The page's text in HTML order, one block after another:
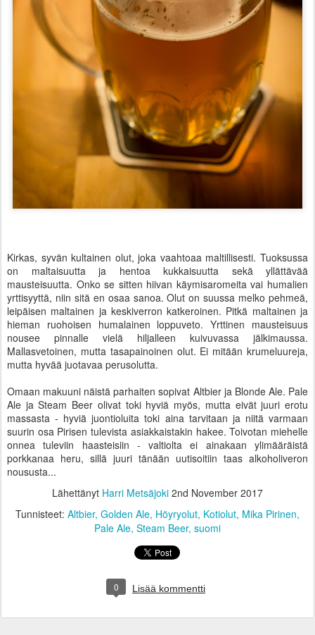
Kirkas, syvän kultainen olut, joka vaahtoaa maltillisesti. Tuoksussa
on maltaisuutta ja hentoa kukkaisuutta sekä yllättävää
mausteisuutta. Onko se sitten hiivan käymisaromeita vai humalien
yrttisyyttä, niin sitä en osaa sanoa. Olut on suussa melko pehmeä,
leipäisen maltainen ja keskiverron katkeroinen. Pitkä maltainen ja
hieman ruohoisen humalainen loppuveto. Yrttinen mausteisuus
nousee pinnalle vielä hiljalleen kuivuvassa jälkimaussa.
Mallasvetoinen, mutta tasapainoinen olut. Ei mitään krumeluureja,
mutta hyvää juotavaa perusolutta.
Omaan makuuni näistä parhaiten sopivat Altbier ja Blonde Ale. Pale
Ale ja Steam Beer olivat toki hyviä myös, mutta eivät juuri erotu
massasta - hyviä juontioluita toki aina tarvitaan ja niitä varmaan
suurin osa Pirisen tulevista asiakkaistakin hakee. Toivotan miehelle
onnea tuleviin haasteisiin - valtiolta ei ainakaan ylimääräistä
porkkanaa heru, sillä juuri tänään uutisoitiin taas alkoholiveron
noususta...
Lähettänyt Harri Metsäjoki 2nd November 2017
Tunnisteet: Altbier Golden Ale Höyryolut Kotiolut Mika Pirinen
Pale Ale Steam Beer suomi
0 Lisää kommentti